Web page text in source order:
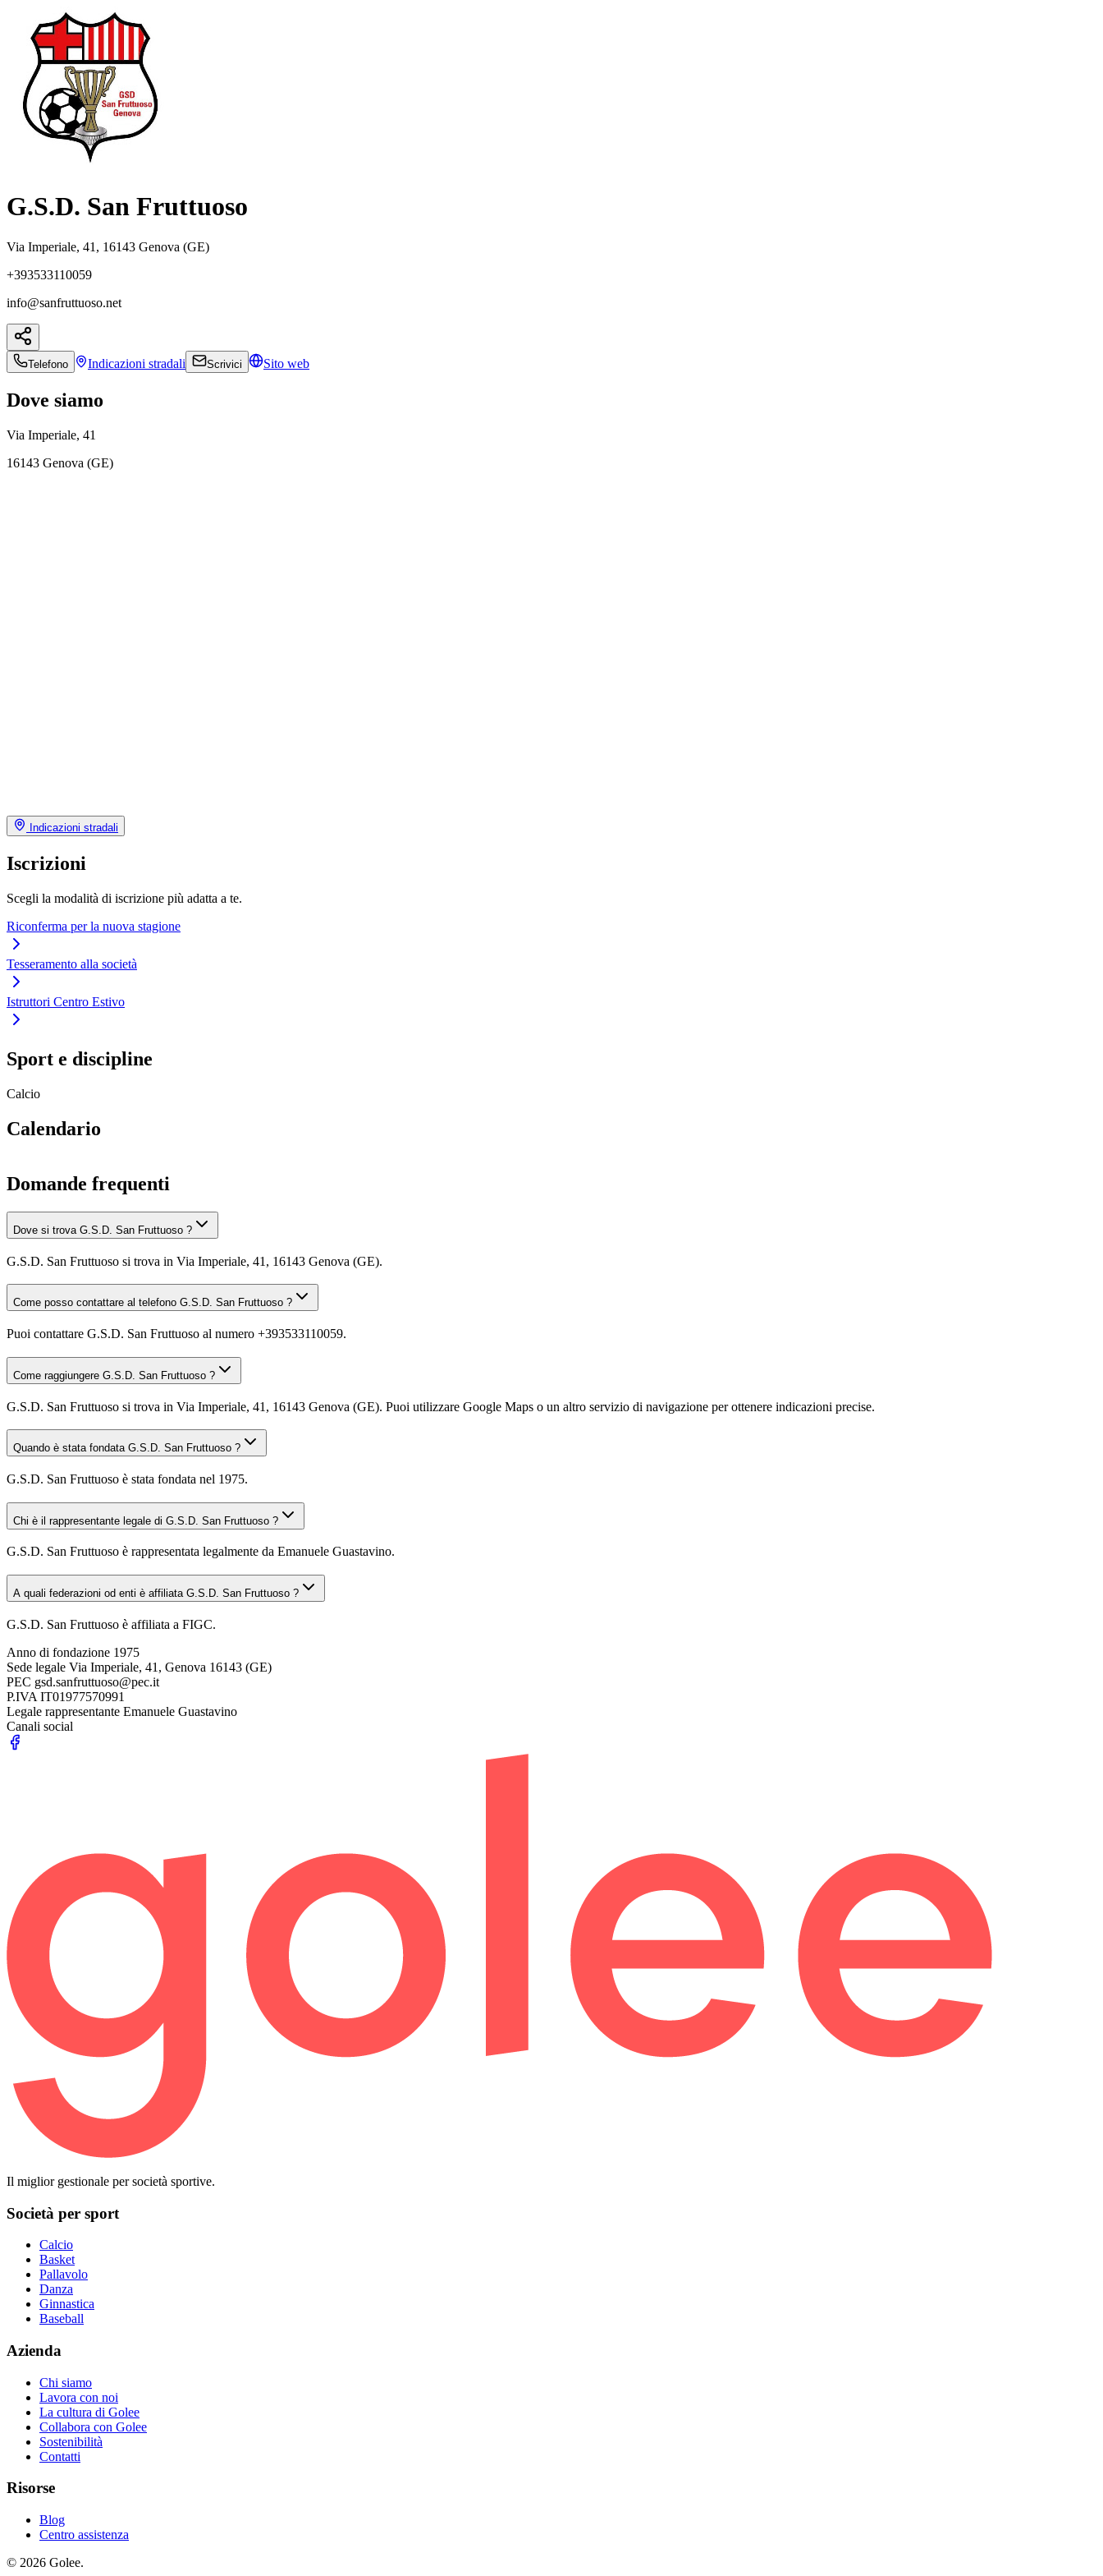
G.S.D. San Fruttuoso
Via Imperiale, 41, 16143 Genova (GE)
+393533110059
info@sanfruttuoso.net
Telefono Indicazioni stradali Scrivici Sito web
Dove siamo
Via Imperiale, 41
16143 Genova (GE)
Indicazioni stradali
Iscrizioni
Scegli la modalità di iscrizione più adatta a te.
Riconferma per la nuova stagione
Tesseramento alla società
Istruttori Centro Estivo
Sport e discipline
Calcio
Calendario
Domande frequenti
Dove si trova G.S.D. San Fruttuoso ?
G.S.D. San Fruttuoso si trova in Via Imperiale, 41, 16143 Genova (GE).
Come posso contattare al telefono G.S.D. San Fruttuoso ?
Puoi contattare G.S.D. San Fruttuoso al numero +393533110059.
Come raggiungere G.S.D. San Fruttuoso ?
G.S.D. San Fruttuoso si trova in Via Imperiale, 41, 16143 Genova (GE). Puoi utilizzare Google Maps o un altro servizio di navigazione per ottenere indicazioni precise.
Quando è stata fondata G.S.D. San Fruttuoso ?
G.S.D. San Fruttuoso è stata fondata nel 1975.
Chi è il rappresentante legale di G.S.D. San Fruttuoso ?
G.S.D. San Fruttuoso è rappresentata legalmente da Emanuele Guastavino.
A quali federazioni od enti è affiliata G.S.D. San Fruttuoso ?
G.S.D. San Fruttuoso è affiliata a FIGC.
Anno di fondazione 1975
Sede legale Via Imperiale, 41, Genova 16143 (GE)
PEC gsd.sanfruttuoso@pec.it
P.IVA IT01977570991
Legale rappresentante Emanuele Guastavino
Canali social
Il miglior gestionale per società sportive.
Società per sport
Calcio
Basket
Pallavolo
Danza
Ginnastica
Baseball
Azienda
Chi siamo
Lavora con noi
La cultura di Golee
Collabora con Golee
Sostenibilità
Contatti
Risorse
Blog
Centro assistenza
© 2026 Golee.